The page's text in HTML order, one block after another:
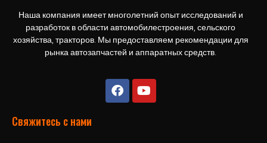
Наша компания имеет многолетний опыт исследований и
разработок в области автомобилестроения, сельского
хозяйства, тракторов. Мы предоставляем рекомендации для
рынка автозапчастей и аппаратных средств.
Свяжитесь с нами